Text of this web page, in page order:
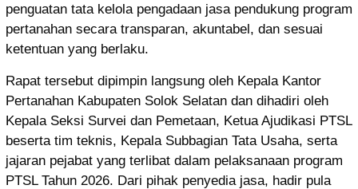
penguatan tata kelola pengadaan jasa pendukung program
pertanahan secara transparan, akuntabel, dan sesuai
ketentuan yang berlaku.
Rapat tersebut dipimpin langsung oleh Kepala Kantor
Pertanahan Kabupaten Solok Selatan dan dihadiri oleh
Kepala Seksi Survei dan Pemetaan, Ketua Ajudikasi PTSL
beserta tim teknis, Kepala Subbagian Tata Usaha, serta
jajaran pejabat yang terlibat dalam pelaksanaan program
PTSL Tahun 2026. Dari pihak penyedia jasa, hadir pula